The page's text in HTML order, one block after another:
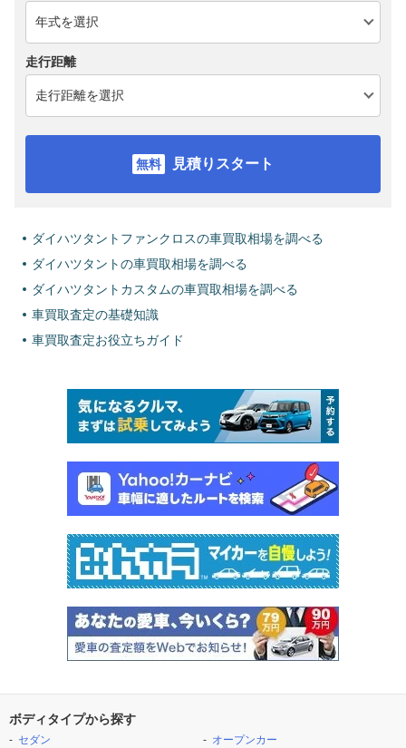
走行距離
見積りスタート
ダイハツタントファンクロスの車買取相場を調べる
ダイハツタントの車買取相場を調べる
ダイハツタントカスタムの車買取相場を調べる
車買取査定の基礎知識
車買取査定お役立ちガイド
ボディタイプから探す
セダン
オープンカー